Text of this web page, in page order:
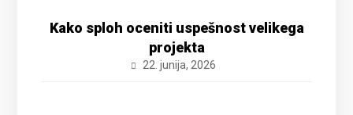
Kako sploh oceniti uspešnost velikega
projekta
22. junija, 2026